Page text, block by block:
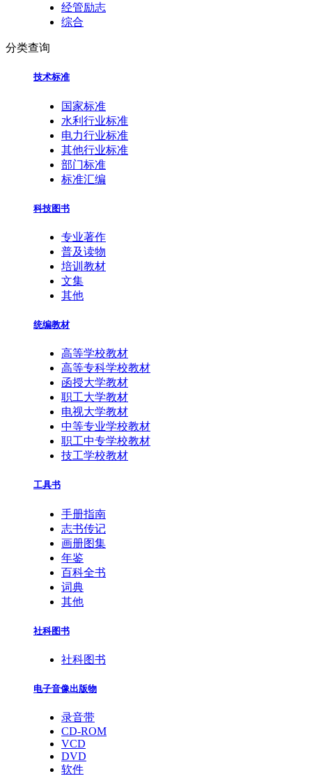
经管励志
综合
分类查询
技术标准
国家标准
水利行业标准
电力行业标准
其他行业标准
部门标准
标准汇编
科技图书
专业著作
普及读物
培训教材
文集
其他
统编教材
高等学校教材
高等专科学校教材
函授大学教材
职工大学教材
电视大学教材
中等专业学校教材
职工中专学校教材
技工学校教材
工具书
手册指南
志书传记
画册图集
年鉴
百科全书
词典
其他
社科图书
社科图书
电子音像出版物
录音带
CD-ROM
VCD
DVD
软件